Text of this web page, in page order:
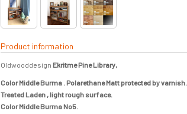
Product information
Oldwooddesign Ekritme Pine Library,
Color Middle Burma . Polarethane Mattprotected by varnish.
TreatedLaden , light rough surface.
Color Middle Burma No5.